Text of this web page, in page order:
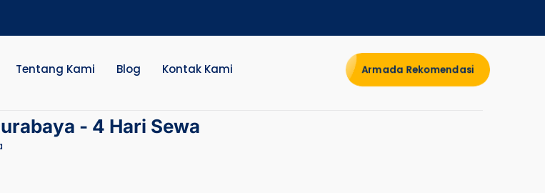
Tentang Kami Blog Kontak Kami Armada Rekomendasi
- 4 Hari Sewa